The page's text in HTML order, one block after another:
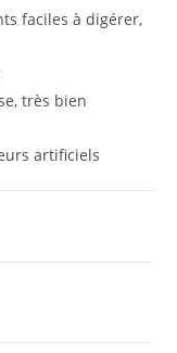
faciles à digérer,
très bien
artificiels